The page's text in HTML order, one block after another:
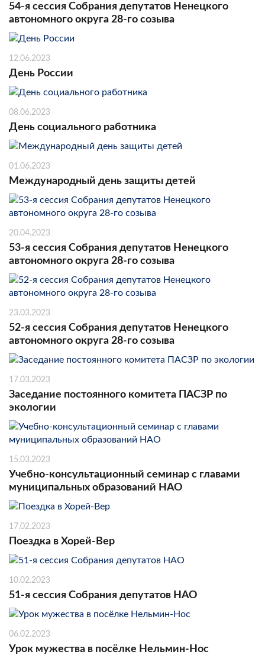
54-я сессия Собрания депутатов Ненецкого
автономного округа 28-го созыва
12.06.2023
День России
08.06.2023
День социального работника
01.06.2023
Международный день защиты детей
20.04.2023
53-я сессия Собрания депутатов Ненецкого
автономного округа 28-го созыва
23.03.2023
52-я сессия Собрания депутатов Ненецкого
автономного округа 28-го созыва
17.03.2023
Заседание постоянного комитета ПАСЗР по
экологии
15.03.2023
Учебно-консультационный семинар с главами
муниципальных образований НАО
17.02.2023
Поездка в Хорей-Вер
10.02.2023
51-я сессия Собрания депутатов НАО
06.02.2023
Урок мужества в посёлке Нельмин-Нос